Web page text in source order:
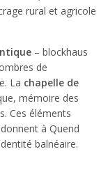
rural et agricole
– blockhaus
de
La chapelle de
mémoire des
Ces éléments
à Quend
balnéaire.